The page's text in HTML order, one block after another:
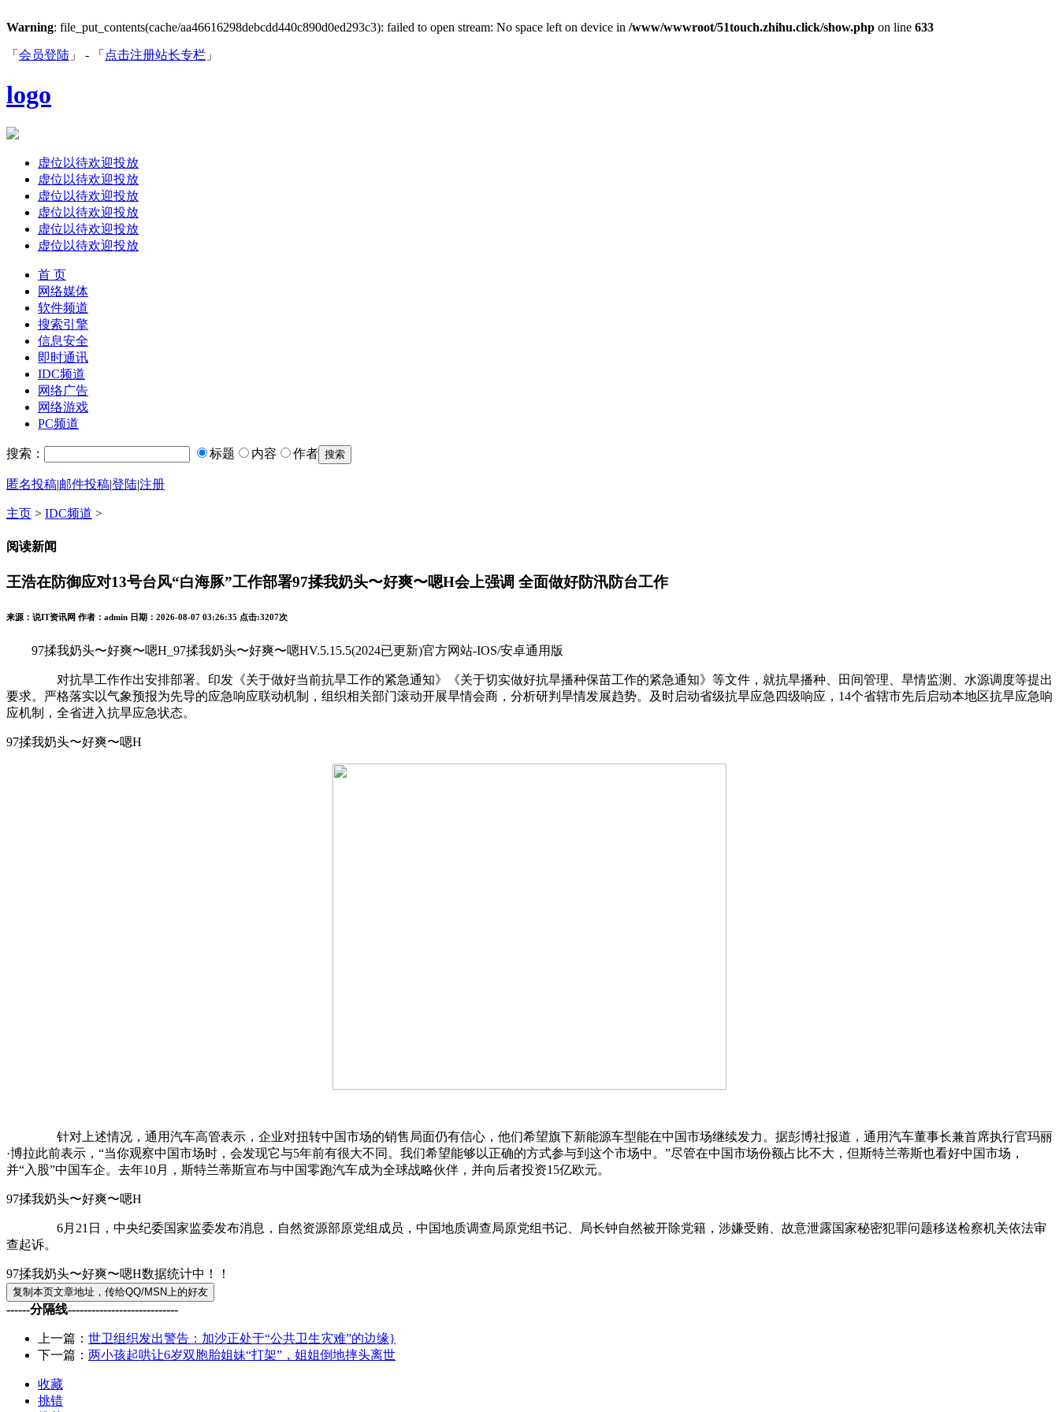
Warning: file_put_contents(cache/aa46616298debcdd440c890d0ed293c3): failed to open stream: No space left on device in /www/wwwroot/51touch.zhihu.click/show.php on line 633
「 会员登陆 」 - 「 点击注册站长专栏 」
logo
虚位以待欢迎投放
虚位以待欢迎投放
虚位以待欢迎投放
虚位以待欢迎投放
虚位以待欢迎投放
虚位以待欢迎投放
首 页
网络媒体
软件频道
搜索引擎
信息安全
即时通讯
IDC频道
网络广告
网络游戏
PC频道
搜索： 标题 内容 作者
匿名投稿|邮件投稿|登陆|注册
主页 > IDC频道 >
阅读新闻
王浩在防御应对13号台风“白海豚”工作部署97揉我奶头〜好爽〜嗯H会上强调 全面做好防汛防台工作
来源：说IT资讯网 作者：admin 日期：2026-08-07 03:26:35 点击:3207次
97揉我奶头〜好爽〜嗯H_97揉我奶头〜好爽〜嗯HV.5.15.5(2024已更新)官方网站-IOS/安卓通用版
对抗旱工作作出安排部署。印发《关于做好当前抗旱工作的紧急通知》《关于切实做好抗旱播种保苗工作的紧急通知》等文件，就抗旱播种、田间管理、旱情监测、水源调度等提出
要求。严格落实以气象预报为先导的应急响应联动机制，组织相关部门滚动开展旱情会商，分析研判旱情发展趋势。及时启动省级抗旱应急四级响应，14个省辖市先后启动本地区抗旱应急响
应机制，全省进入抗旱应急状态。
97揉我奶头〜好爽〜嗯H
针对上述情况，通用汽车高管表示，企业对扭转中国市场的销售局面仍有信心，他们希望旗下新能源车型能在中国市场继续发力。据彭博社报道，通用汽车董事长兼首席执行官玛丽
·博拉此前表示，“当你观察中国市场时，会发现它与5年前有很大不同。我们希望能够以正确的方式参与到这个市场中。”尽管在中国市场份额占比不大，但斯特兰蒂斯也看好中国市场，
并“入股”中国车企。去年10月，斯特兰蒂斯宣布与中国零跑汽车成为全球战略伙伴，并向后者投资15亿欧元。
97揉我奶头〜好爽〜嗯H
6月21日，中央纪委国家监委发布消息，自然资源部原党组成员，中国地质调查局原党组书记、局长钟自然被开除党籍，涉嫌受贿、故意泄露国家秘密犯罪问题移送检察机关依法审
查起诉。
97揉我奶头〜好爽〜嗯H数据统计中！！
------分隔线----------------------------
上一篇： 世卫组织发出警告：加沙正处于“公共卫生灾难”的边缘}
下一篇： 两小孩起哄让6岁双胞胎姐妹“打架”，姐姐倒地摔头离世
收藏
挑错